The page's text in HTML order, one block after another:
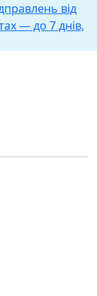
від
— до 7 днів,